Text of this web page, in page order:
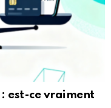
est-ce vraiment